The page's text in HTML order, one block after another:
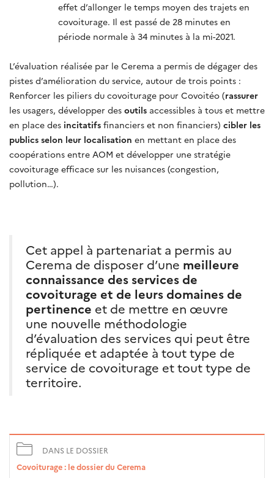
effet d’allonger le temps moyen des trajets en
covoiturage. Il est passé de 28 minutes en
période normale à 34 minutes à la mi-2021.
L’évaluation réalisée par le Cerema a permis de dégager des
pistes d’amélioration du service, autour de trois points :
Renforcer les piliers du covoiturage pour Covoitéo (rassurer
les usagers, développer des outils accessibles à tous et mettre
en place des incitatifs financiers et non financiers) cibler les
publics selon leur localisation en mettant en place des
coopérations entre AOM et développer une stratégie
covoiturage efficace sur les nuisances (congestion,
pollution…).
Cet appel à partenariat a permis au
Cerema de disposer d’une meilleure
connaissance des services de
covoiturage et de leurs domaines de
pertinence et de mettre en œuvre
une nouvelle méthodologie
d’évaluation des services qui peut être
répliquée et adaptée à tout type de
service de covoiturage et tout type de
territoire.
DANS LE DOSSIER
Covoiturage : le dossier du Cerema